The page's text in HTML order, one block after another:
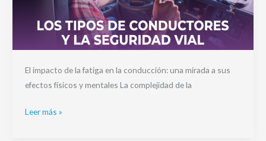
El impacto de la fatiga en la conducción: una mirada a sus
efectos físicos y mentales La complejidad de la
Leer más »